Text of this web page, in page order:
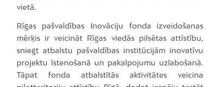
vietā.
Rīgas pašvaldības Inovāciju fonda izveidošanas
mērķis ir veicināt Rīgas viedās pilsētas attīstību,
sniegt atbalstu pašvaldības institūcijām inovatīvu
projektu īstenošanā un pakalpojumu uzlabošanā.
Tāpat fonda atbalstītās aktivitātes veicina